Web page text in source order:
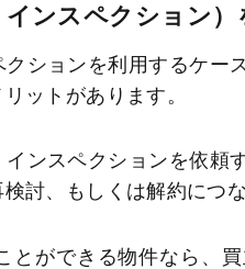
ンスペクション
ションを利用するケー
ットがあります。
ンスペクションを依頼
討、もしくは解約につ
とができる物件なら、